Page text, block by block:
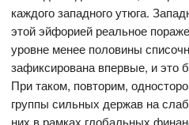
каждого западного утюга.
этой эйфорией реальное
уровне менее половины
зафиксирована впервые, и это
При таком, повторим,
группы сильных держав на
них в рамках глобальных